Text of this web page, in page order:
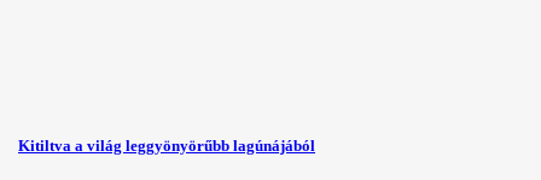
Kitiltva a világ leggyönyörűbb lagúnájából